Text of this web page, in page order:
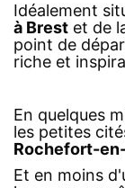
Idéalement
à Brest et de
point de
riche et
En quelques
les petites
Rochefort-
Et en moins